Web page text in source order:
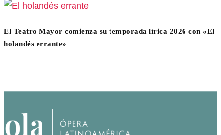
El Teatro Mayor comienza su temporada lírica 2026 con «El
holandés errante»